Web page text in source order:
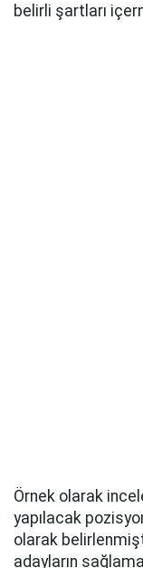
belirli şartları
Örnek olarak
yapılacak
olarak
adayların